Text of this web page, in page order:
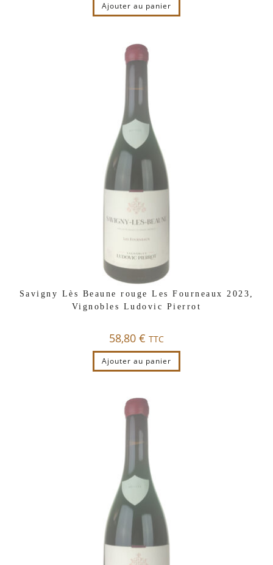
Ajouter au panier
Savigny Lès Beaune rouge Les Fourneaux 2023,
Vignobles Ludovic Pierrot
58,80 € TTC
Ajouter au panier